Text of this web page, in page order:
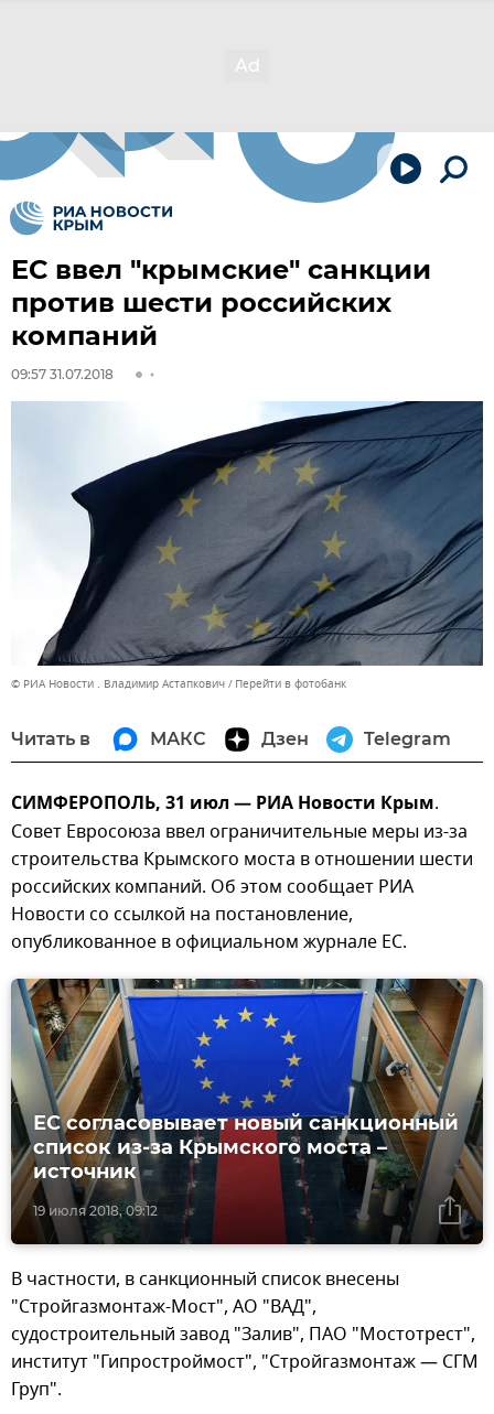
ЕС ввел "крымские" санкции
против шести российских
компаний
09:57 31.07.2018
© РИА Новости . Владимир Астапкович Перейти в фотобанк
Читать в МАКС Дзен Telegram
СИМФЕРОПОЛЬ, 31 июл — РИА Новости Крым.
Совет Евросоюза ввел ограничительные меры из-за
строительства Крымского моста в отношении шести
российских компаний. Об этом сообщает РИА
Новости со ссылкой на постановление,
опубликованное в официальном журнале ЕС.
19 июля 2018, 09:12
ЕС согласовывает новый санкционный
список из-за Крымского моста –
источник
В частности, в санкционный список внесены
"Стройгазмонтаж-Мост", АО "ВАД",
судостроительный завод "Залив", ПАО "Мостотрест",
институт "Гипростроймост", "Стройгазмонтаж — СГМ
Груп".